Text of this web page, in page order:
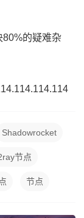
80%的疑难杂
Shadowrocket
节点
节点